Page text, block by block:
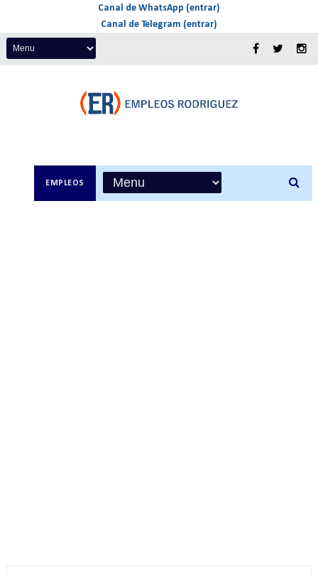
Canal de WhatsApp (entrar)
Canal de Telegram (entrar)
EMPLEOS